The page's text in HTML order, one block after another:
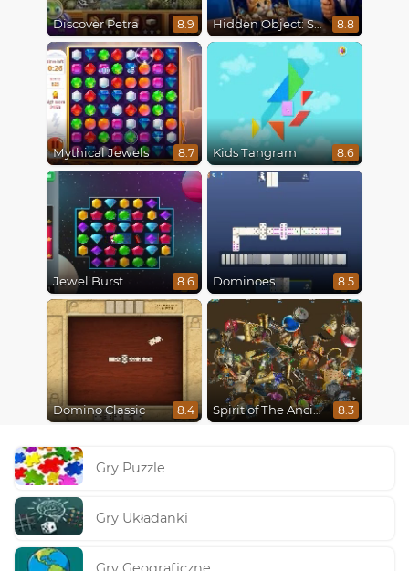
Discover Petra 8.9 Hidden Object: Street Of Secrets 8.8
Mythical Jewels 8.7 Kids Tangram 8.6
Jewel Burst 8.6 Dominoes 8.5
Domino Classic 8.4 Spirit of The Ancient Forest 8.3
Gry Puzzle
Gry Układanki